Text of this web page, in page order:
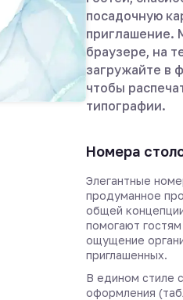
Номера
Элегантные
продуманное
общей
помогают
ощущение
приглашенных.
В едином стиле
оформления
посадочную
приглашение.
браузере, на
загружайте в
чтобы
типографии.